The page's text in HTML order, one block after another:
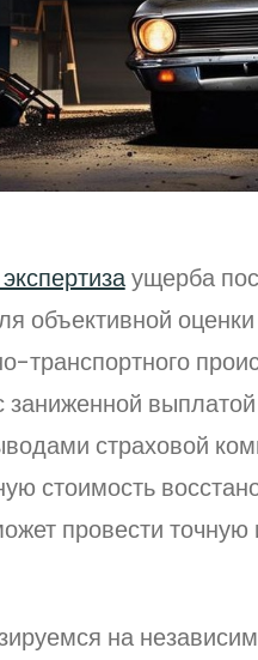
ущерба
объективной
транспортного
заниженной
страховой
стоимость
провести
на